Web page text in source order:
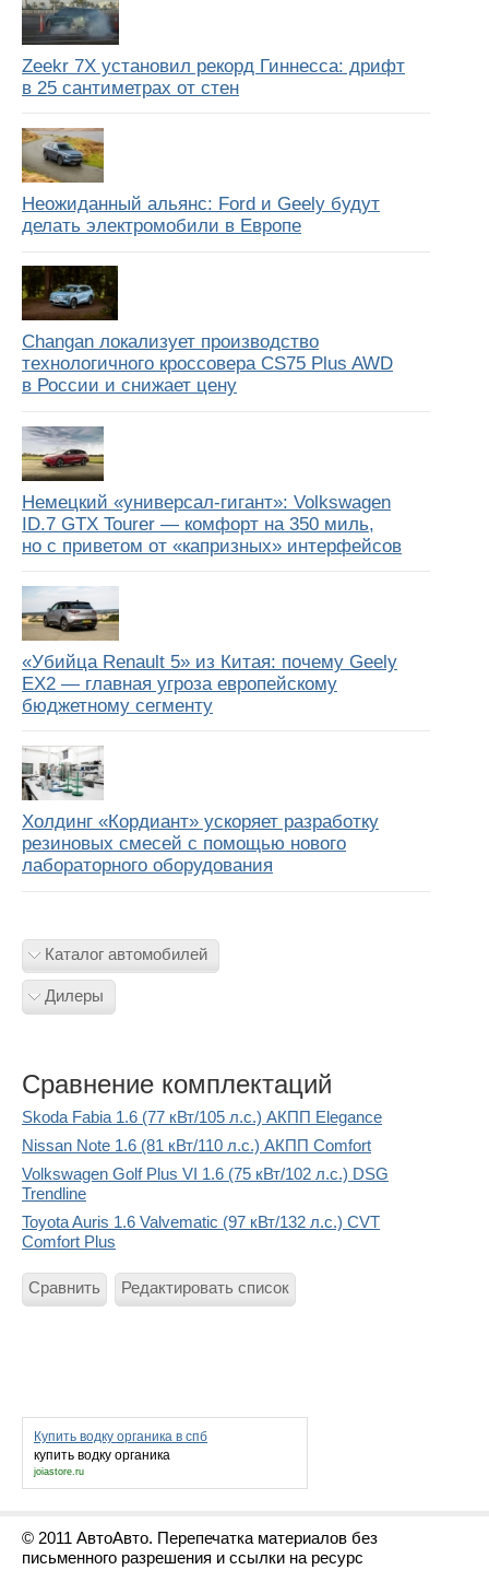
Zeekr 7X установил рекорд Гиннесса: дрифт
в 25 сантиметрах от стен
Неожиданный альянс: Ford и Geely будут
делать электромобили в Европе
Changan локализует производство
технологичного кроссовера CS75 Plus AWD
в России и снижает цену
Немецкий «универсал-гигант»: Volkswagen
ID.7 GTX Tourer — комфорт на 350 миль,
но с приветом от «капризных» интерфейсов
«Убийца Renault 5» из Китая: почему Geely
EX2 — главная угроза европейскому
бюджетному сегменту
Холдинг «Кордиант» ускоряет разработку
резиновых смесей с помощью нового
лабораторного оборудования
Каталог автомобилей
Дилеры
Сравнение комплектаций
Skoda Fabia 1.6 (77 кВт/105 л.с.) АКПП Elegance
Nissan Note 1.6 (81 кВт/110 л.с.) АКПП Comfort
Volkswagen Golf Plus VI 1.6 (75 кВт/102 л.с.) DSG
Trendline
Toyota Auris 1.6 Valvematic (97 кВт/132 л.с.) CVT
Comfort Plus
Сравнить Редактировать список
Купить водку органика в спб
купить водку органика
joiastore.ru
© 2011 АвтоАвто. Перепечатка материалов без
письменного разрешения и ссылки на ресурс